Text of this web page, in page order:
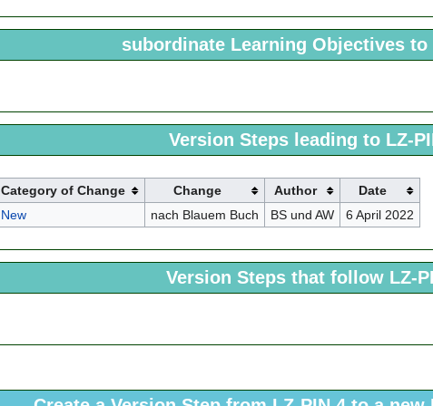
subordinate Learning Objectives to
Version Steps leading to LZ-
Category of Change Change Author
Date
New nach Blauem Buch BS und AW 6 April 2022
Version Steps that follow LZ-